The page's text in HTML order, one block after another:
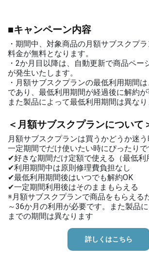
■キャンペーン内容
・期間中、対象商品の月額サブスクプ
料金が無料となります。​
・2か月目以降は、自動更新で商品ペー
が発生いたします。​
・月額サブスクプランの最低利用期間
であり、最低利用期間が経過後に解約が
また製品によって最低利用期間は異なり
＜月額サブスクプランについて
月額サブスクプランは買うかどうか迷
一定期間でだけ使いたい時にぴったりで
✔好きな期間だけ定額で使える（最低利
✔利用期間中は原則修理費負担なし
✔最低利用期間後はいつでも解約OK
✔一定期間利用後はそのままもらえる
※月額サブスクプランで商品をもらえる
～36か月の利用が必要です。また製品
までの期間は異なります
詳しくはこちら